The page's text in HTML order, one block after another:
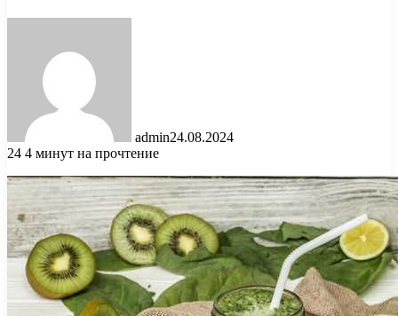
admin24.08.2024
24 4 минут на прочтение